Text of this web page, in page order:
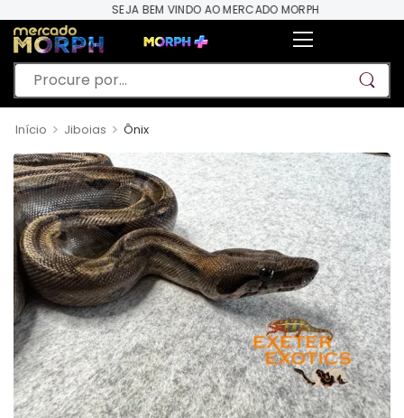
SEJA BEM VINDO AO MERCADO MORPH
Início > Jiboias > Ônix